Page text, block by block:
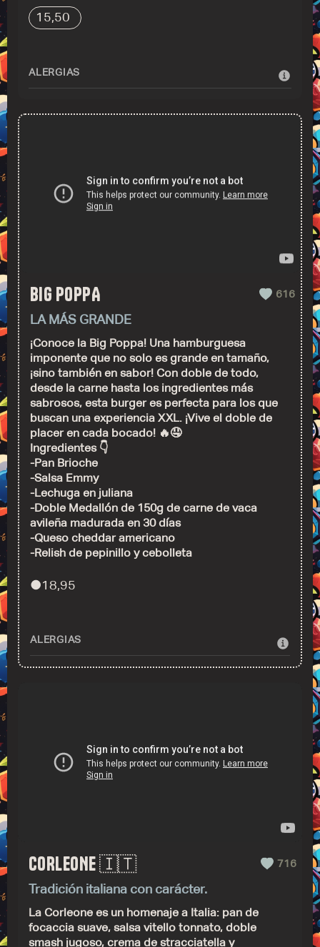
15,50
ALERGIAS
BIG POPPA 616
LA MÁS GRANDE
¡Conoce la Big Poppa! Una hamburguesa
imponente que no solo es grande en tamaño,
¡sino también en sabor! Con doble de todo,
desde la carne hasta los ingredientes más
sabrosos, esta burger es perfecta para los que
buscan una experiencia XXL. ¡Vive el doble de
placer en cada bocado! 🔥🤤
Ingredientes 👇
-Pan Brioche
-Salsa Emmy
-Lechuga en juliana
-Doble Medallón de 150g de carne de vaca
avileña madurada en 30 días
-Queso cheddar americano
-Relish de pepinillo y cebolleta
●18,95
ALERGIAS
CORLEONE 🇮🇹 716
Tradición italiana con carácter.
La Corleone es un homenaje a Italia: pan de
focaccia suave, salsa vitello tonnato, doble
smash jugoso, crema de stracciatella y